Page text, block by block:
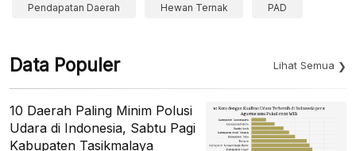
Pendapatan Daerah Hewan Ternak PAD
Data Populer Lihat Semua
10 Daerah Paling Minim Polusi
Udara di Indonesia, Sabtu Pagi
Kabupaten Tasikmalaya